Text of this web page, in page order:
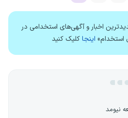
اخبار و آگهی‌های استخدامی در
استخدام» اینجاکلیک کنید
نیومد